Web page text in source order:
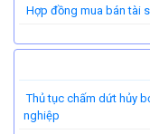
Hợp đồng mua bán tài
Thủ tục chấm dứt hủy
nghiệp